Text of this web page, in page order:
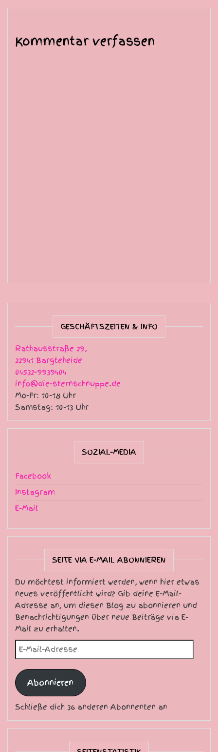
Kommentar verfassen
GESCHÄFTSZEITEN & INFO
Rathausstraße 29,
22941 Bargteheide
04532-9939404
info@die-sternschnuppe.de
Mo-Fr: 10-18 Uhr
Samstag: 10-13 Uhr
SOZIAL-MEDIA
Facebook
Instagram
E-Mail
SEITE VIA E-MAIL ABONNIEREN
Du möchtest informiert werden, wenn hier etwas
neues veröffentlicht wird? Gib deine E-Mail-
Adresse an, um diesen Blog zu abonnieren und
Benachrichtigungen über neue Beiträge via E-
Mail zu erhalten.
E-Mail-Adresse
Abonnieren
Schließe dich 36 anderen Abonnenten an